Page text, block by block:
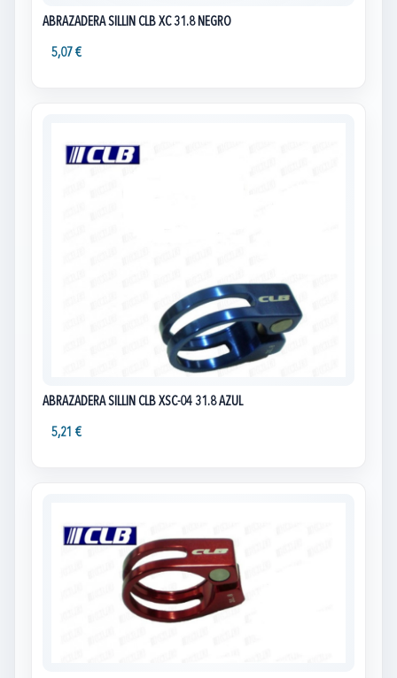
ABRAZADERA SILLIN CLB XC 31.8 NEGRO
5,07 €
ABRAZADERA SILLIN CLB XSC-04 31.8 AZUL
5,21 €